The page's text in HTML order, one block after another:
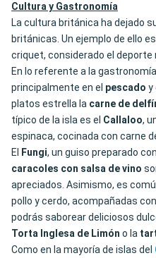
Cultura y Gastronomía
La cultura británica ha dejado
británicas. Un ejemplo de ello
criquet, considerado el deporte
En lo referente a la
principalmente en el pescado y
platos estrella la carne de
típico de la isla es el Callaloo,
espinaca, cocinada con carne
El
Fungi, un guiso preparado
caracoles con salsa de vino
apreciados. Asimismo, es
pollo y cerdo, acompañadas
podrás saborear deliciosos
Torta Inglesa de Limón o la
Como en la mayoría de islas del